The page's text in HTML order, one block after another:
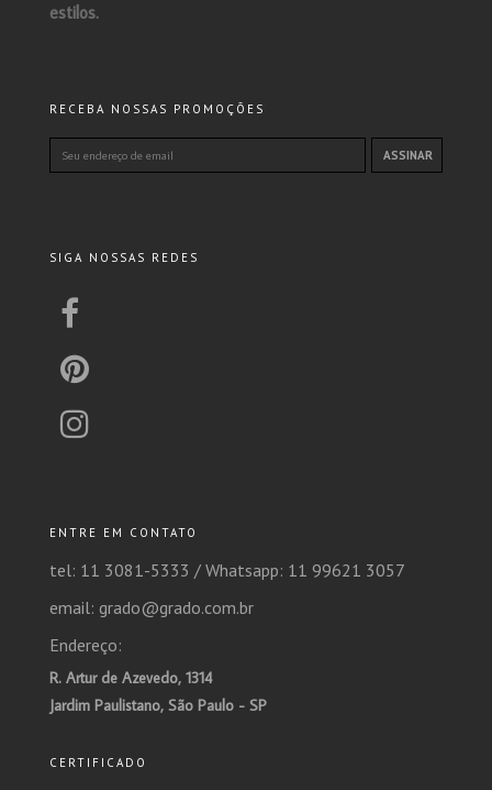
estilos.
RECEBA NOSSAS PROMOÇÕES
SIGA NOSSAS REDES
ENTRE EM CONTATO
tel: 11 3081-5333 / Whatsapp: 11 99621 3057
email: grado@grado.com.br
Endereço:
R. Artur de Azevedo, 1314
Jardim Paulistano, São Paulo - SP
CERTIFICADO